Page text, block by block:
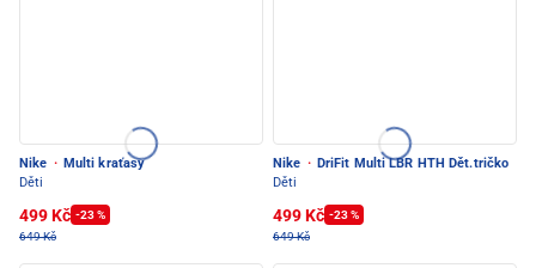
Nike · Multi kraťasy
Děti
499 Kč -23 %
649 Kč
Nike · DriFit Multi LBR HTH Dět.tričko
Děti
499 Kč -23 %
649 Kč